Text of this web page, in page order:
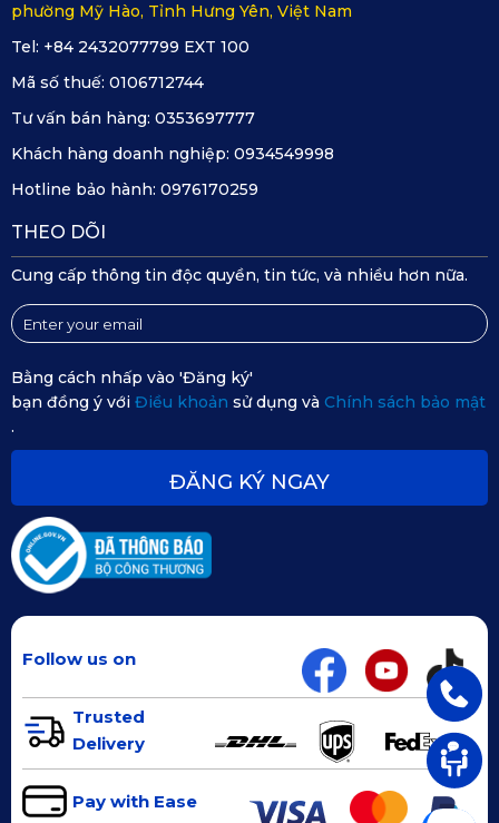
nước
100%
Thấm
nước
Chống nước bề
Độ an
(Chống
trượt)
Rất cao (Có
gai nhám bám
Kém
(Dễ xê
kẹt chân ga nếu
Vệ sinh
tiếp)
khô
các khe góc
Hướng dẫn sử dụng và bảo quản
thảm lót sàn ô tô Suzuki Jimny của
Thảm lót sàn ô tô KATA là phụ kiện không thể thiếu giúp
bảo vệ và nâng tầm nội thất xe của bạn. Để sử dụng thảm
lót sàn KATA hiệu quả và đúng cách, bạn hãy làm theo
hướng dẫn sau:
phường Mỹ Hào, Tỉnh Hưng Yên, Việt Nam
Tel: +84 2432077799 EXT 100
Mã số thuế: 0106712744
Tư vấn bán hàng: 0353697777
Khách hàng doanh nghiệp: 0934549998
Hotline bảo hành: 0976170259
THEO DÕI
Cung cấp thông tin độc quyền, tin tức, và nhiều hơn nữa.
Bằng cách nhấp vào 'Đăng ký'
bạn đồng ý với Điều khoản sử dụng và Chính sách bảo mật
.
ĐĂNG KÝ NGAY
Follow us on
Trusted
Delivery
Pay with Ease